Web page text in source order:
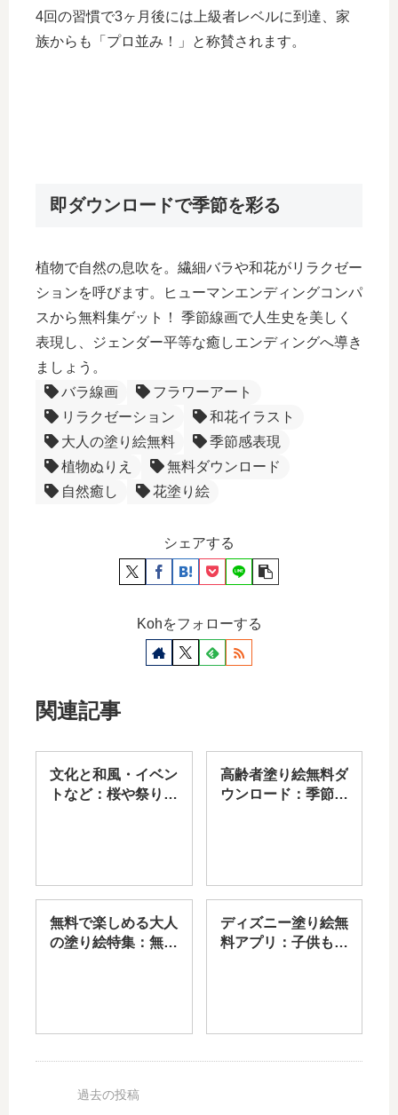
4回の習慣で3ヶ月後には上級者レベルに到達、家
族からも「プロ並み！」と称賛されます。
即ダウンロードで季節を彩る
植物で自然の息吹を。繊細バラや和花がリラクゼー
ションを呼びます。ヒューマンエンディングコンパ
スから無料集ゲット！ 季節線画で人生史を美しく
表現し、ジェンダー平等な癒しエンディングへ導き
ましょう。
バラ線画
フラワーアート
リラクゼーション
和花イラスト
大人の塗り絵無料
季節感表現
植物ぬりえ
無料ダウンロード
自然癒し
花塗り絵
シェアする
Kohをフォローする
関連記事
文化と和風・イベン
トなど：桜や祭り柄
高齢者塗り絵無料ダ
ウンロード：季節と
無料で楽しめる大人
の塗り絵特集：無料
ディズニー塗り絵無
料アプリ：子供も大